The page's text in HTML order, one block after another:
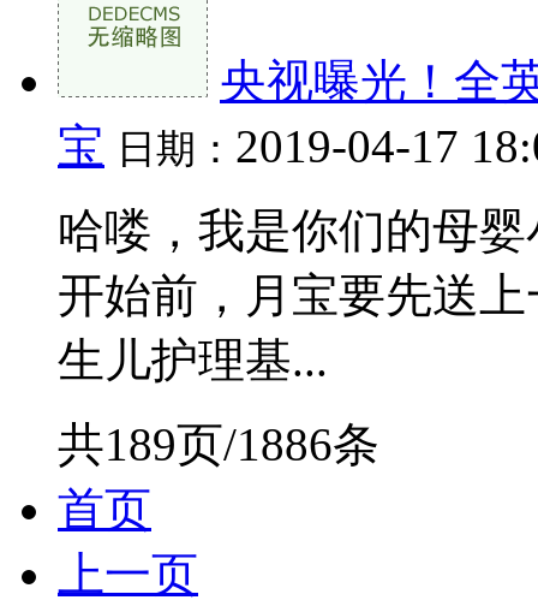
央视曝光！全
宝 日期： 2019-04-17
哈喽，我是你们的母
开始前，月宝要先送
生儿护理基...
共189页/1886条
首页
上一页